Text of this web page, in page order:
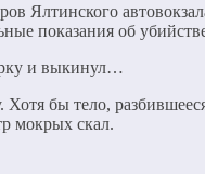
Ялтинского
показания об
и выкинул…
бы тело,
мокрых скал.